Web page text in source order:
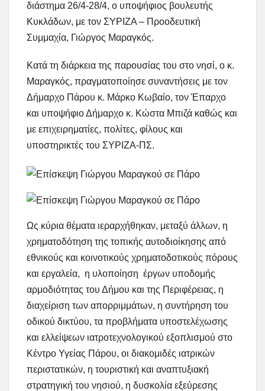
διάστημα 26/4-28/4, ο υποψήφιος βουλευτής
Κυκλάδων, με τον ΣΥΡΙΖΑ – Προοδευτική
Συμμαχία, Γιώργος Μαραγκός.
Κατά τη διάρκεια της παρουσίας του στο νησί, ο κ.
Μαραγκός, πραγματοποίησε συναντήσεις με τον
Δήμαρχο Πάρου κ. Μάρκο Κωβαίο, τον Έπαρχο
και υποψήφιο Δήμαρχο κ. Κώστα Μπιζά καθώς και
με επιχειρηματίες, πολίτες, φίλους και
υποστηρικτές του ΣΥΡΙΖΑ-ΠΣ.
Ως κύρια θέματα ιεραρχήθηκαν, μεταξύ άλλων, η
χρηματοδότηση της τοπικής αυτοδιοίκησης από
εθνικούς και κοινοτικούς χρηματοδοτικούς πόρους
και εργαλεία, η υλοποίηση έργων υποδομής
αρμοδιότητας του Δήμου και της Περιφέρειας, η
διαχείριση των απορριμμάτων, η συντήρηση του
οδικού δικτύου, τα προβλήματα υποστελέχωσης
και ελλείψεων ιατροτεχνολογικού εξοπλισμού στο
Κέντρο Υγείας Πάρου, οι διακομιδές ιατρικών
περιστατικών, η τουριστική και αναπτυξιακή
στρατηγική του νησιού, η δυσκολία εξεύρεσης